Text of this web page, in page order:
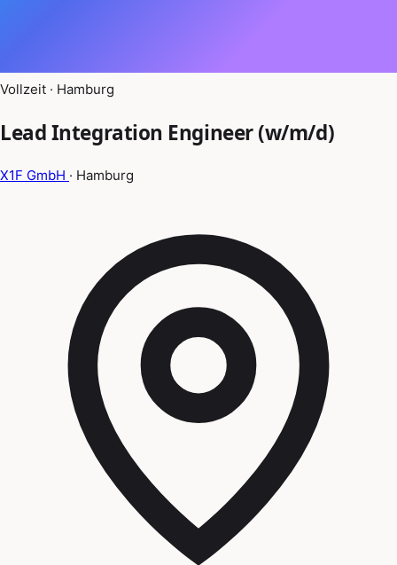
Vollzeit · Hamburg
Lead Integration Engineer (w/m/d)
X1F GmbH · Hamburg